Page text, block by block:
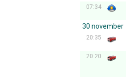
07:34
30 november
20:35
20:20